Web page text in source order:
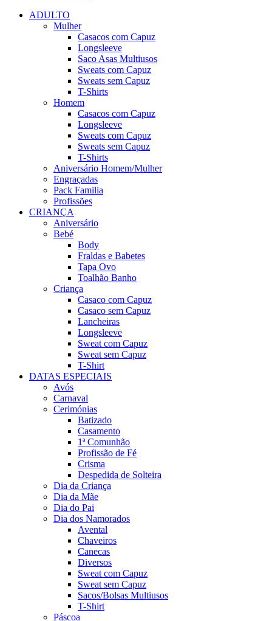
ADULTO
Mulher
Casacos com Capuz
Longsleeve
Saco Asas Multiusos
Sweats com Capuz
Sweats sem Capuz
T-Shirts
Homem
Casacos com Capuz
Longsleeve
Sweats com Capuz
Sweats sem Capuz
T-Shirts
Aniversário Homem/Mulher
Engraçadas
Pack Familia
Profissões
CRIANÇA
Aniversário
Bebé
Body
Fraldas e Babetes
Tapa Ovo
Toalhão Banho
Criança
Casaco com Capuz
Casaco sem Capuz
Lancheiras
Longsleeve
Sweat com Capuz
Sweat sem Capuz
T-Shirt
DATAS ESPECIAIS
Avós
Carnaval
Cerimónias
Batizado
Casamento
1ª Comunhão
Profissão de Fé
Crisma
Despedida de Solteira
Dia da Criança
Dia da Mãe
Dia do Pai
Dia dos Namorados
Avental
Chaveiros
Canecas
Diversos
Sweat com Capuz
Sweat sem Capuz
Sacos/Bolsas Multiusos
T-Shirt
Páscoa